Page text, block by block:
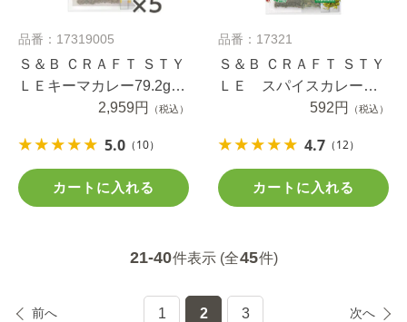
品番：17319005
Ｓ＆Ｂ ＣＲＡＦＴ ＳＴＹ
ＬＥキーマカレー79.2g×5
2,959円 （税込）
5.0 （10）
カートに入れる
品番：17321
Ｓ＆Ｂ ＣＲＡＦＴ ＳＴＹ
ＬＥ スパイスカレー
592円 （税込）
4.7 （12）
カートに入れる
21-40件表示 (全45件)
前へ 1 2 3 次へ